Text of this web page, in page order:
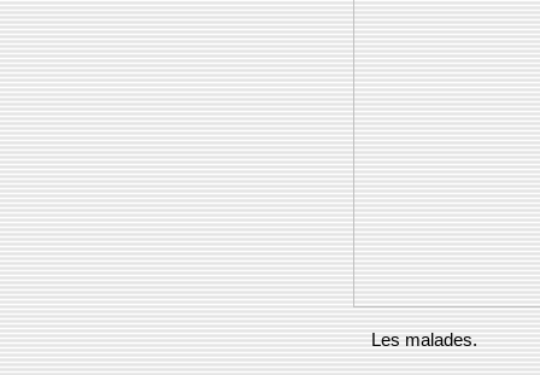
Les malades.